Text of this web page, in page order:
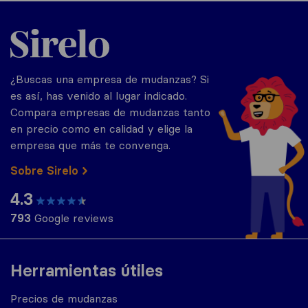
Herramientas útiles
Precios de mudanzas
Sirelo.es
¿Buscas una empresa de mudanzas? Si
es así, has venido al lugar indicado.
Compara empresas de mudanzas tanto
en precio como en calidad y elige la
empresa que más te convenga.
Sobre Sirelo
4.3
793 Google reviews